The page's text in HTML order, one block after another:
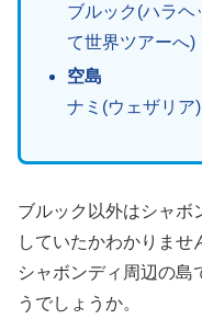
ブルック(ハラ
て世界ツアーへ)
空島
ナミ(ウェザリア)
ブルック以外はシャボ
していたかわかりませ
シャボンディ周辺の島
うでしょうか。